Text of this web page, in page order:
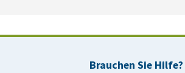
Brauchen Sie Hilfe?